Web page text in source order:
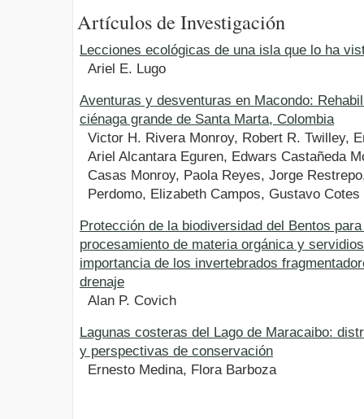
Artículos de Investigación
Lecciones ecológicas de una isla que lo ha
Ariel E. Lugo
Aventuras y desventuras en Macondo:
ciénaga grande de Santa Marta, Colombia
Victor H. Rivera Monroy, Robert R. Twilley,
Ariel Alcantara Eguren, Edwars Castañeda
Casas Monroy, Paola Reyes, Jorge
Perdomo, Elizabeth Campos, Gustavo Cotes
Protección de la biodiversidad del Bentos
procesamiento de materia orgánica y
importancia de los invertebrados
drenaje
Alan P. Covich
Lagunas costeras del Lago de Maracaibo:
y perspectivas de conservación
Ernesto Medina, Flora Barboza